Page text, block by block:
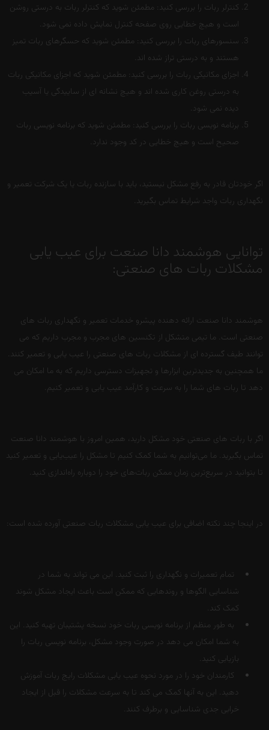
کنترلر ربات را بررسی کنید: مطمئن شوید که کنترلر ربات به درستی روشن
است و هیچ خطایی روی صفحه کنترل نمایش داده نمی شود.
سنسورهای ربات را بررسی کنید: مطمئن شوید که حسگرهای ربات تمیز
هستند و به درستی تراز شده اند.
اجزای مکانیکی ربات را بررسی کنید: مطمئن شوید که اجزای مکانیکی ربات
به درستی روغن کاری شده اند و هیچ نشانه ای از ساییدگی یا آسیب
دیده نمی شود.
برنامه نویسی ربات را بررسی کنید: مطمئن شوید که برنامه نویسی ربات
صحیح است و هیچ خطایی در کد وجود ندارد.
اگر خودتان قادر به رفع مشکل نیستید، باید با سازنده ربات یا یک شرکت تعمیر و
نگهداری ربات واجد شرایط تماس بگیرید.
توانایی هوشمند دانا صنعت برای عیب یابی
مشکلات ربات های صنعتی:
هوشمند دانا صنعت ارائه دهنده پیشرو خدمات تعمیر و نگهداری ربات های
صنعتی است. ما تیمی متشکل از تکنسین های مجرب و مجرب داریم که می
توانند طیف گسترده ای از مشکلات ربات های صنعتی را عیب یابی و تعمیر کنند.
ما همچنین به جدیدترین ابزارها و تجهیزات دسترسی داریم که به ما امکان می
دهد تا ربات های شما را به سرعت و کارآمد عیب یابی و تعمیر کنیم.
اگر با ربات های صنعتی خود مشکل دارید، همین امروز با هوشمند دانا صنعت
تماس بگیرید. ما می‌توانیم به شما کمک کنیم تا مشکل را عیب‌یابی و تعمیر کنید
تا بتوانید در سریع‌ترین زمان ممکن ربات‌های خود را دوباره راه‌اندازی کنید.
در اینجا چند نکته اضافی برای عیب یابی مشکلات ربات صنعتی آورده شده است:
تمام تعمیرات و نگهداری را ثبت کنید. این می تواند به شما در
شناسایی الگوها و روندهایی که ممکن است باعث ایجاد مشکل شوند
کمک کند.
به طور منظم از برنامه نویسی ربات خود نسخه پشتیبان تهیه کنید. این
به شما امکان می دهد در صورت وجود مشکل، برنامه نویسی ربات را
بازیابی کنید.
کارمندان خود را در مورد نحوه عیب یابی مشکلات رایج ربات آموزش
دهید. این به آنها کمک می کند تا به سرعت مشکلات را قبل از ایجاد
خرابی جدی شناسایی و برطرف کنند.